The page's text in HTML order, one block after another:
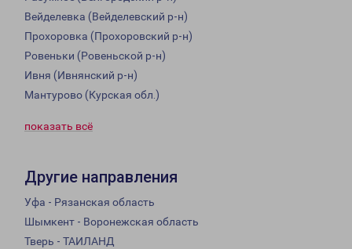
Вейделевка (Вейделевский р-н)
Прохоровка (Прохоровский р-н)
Ровеньки (Ровеньской р-н)
Ивня (Ивнянский р-н)
Мантурово (Курская обл.)
показать всё
Другие направления
Уфа - Рязанская область
Шымкент - Воронежская область
Тверь - ТАИЛАНД